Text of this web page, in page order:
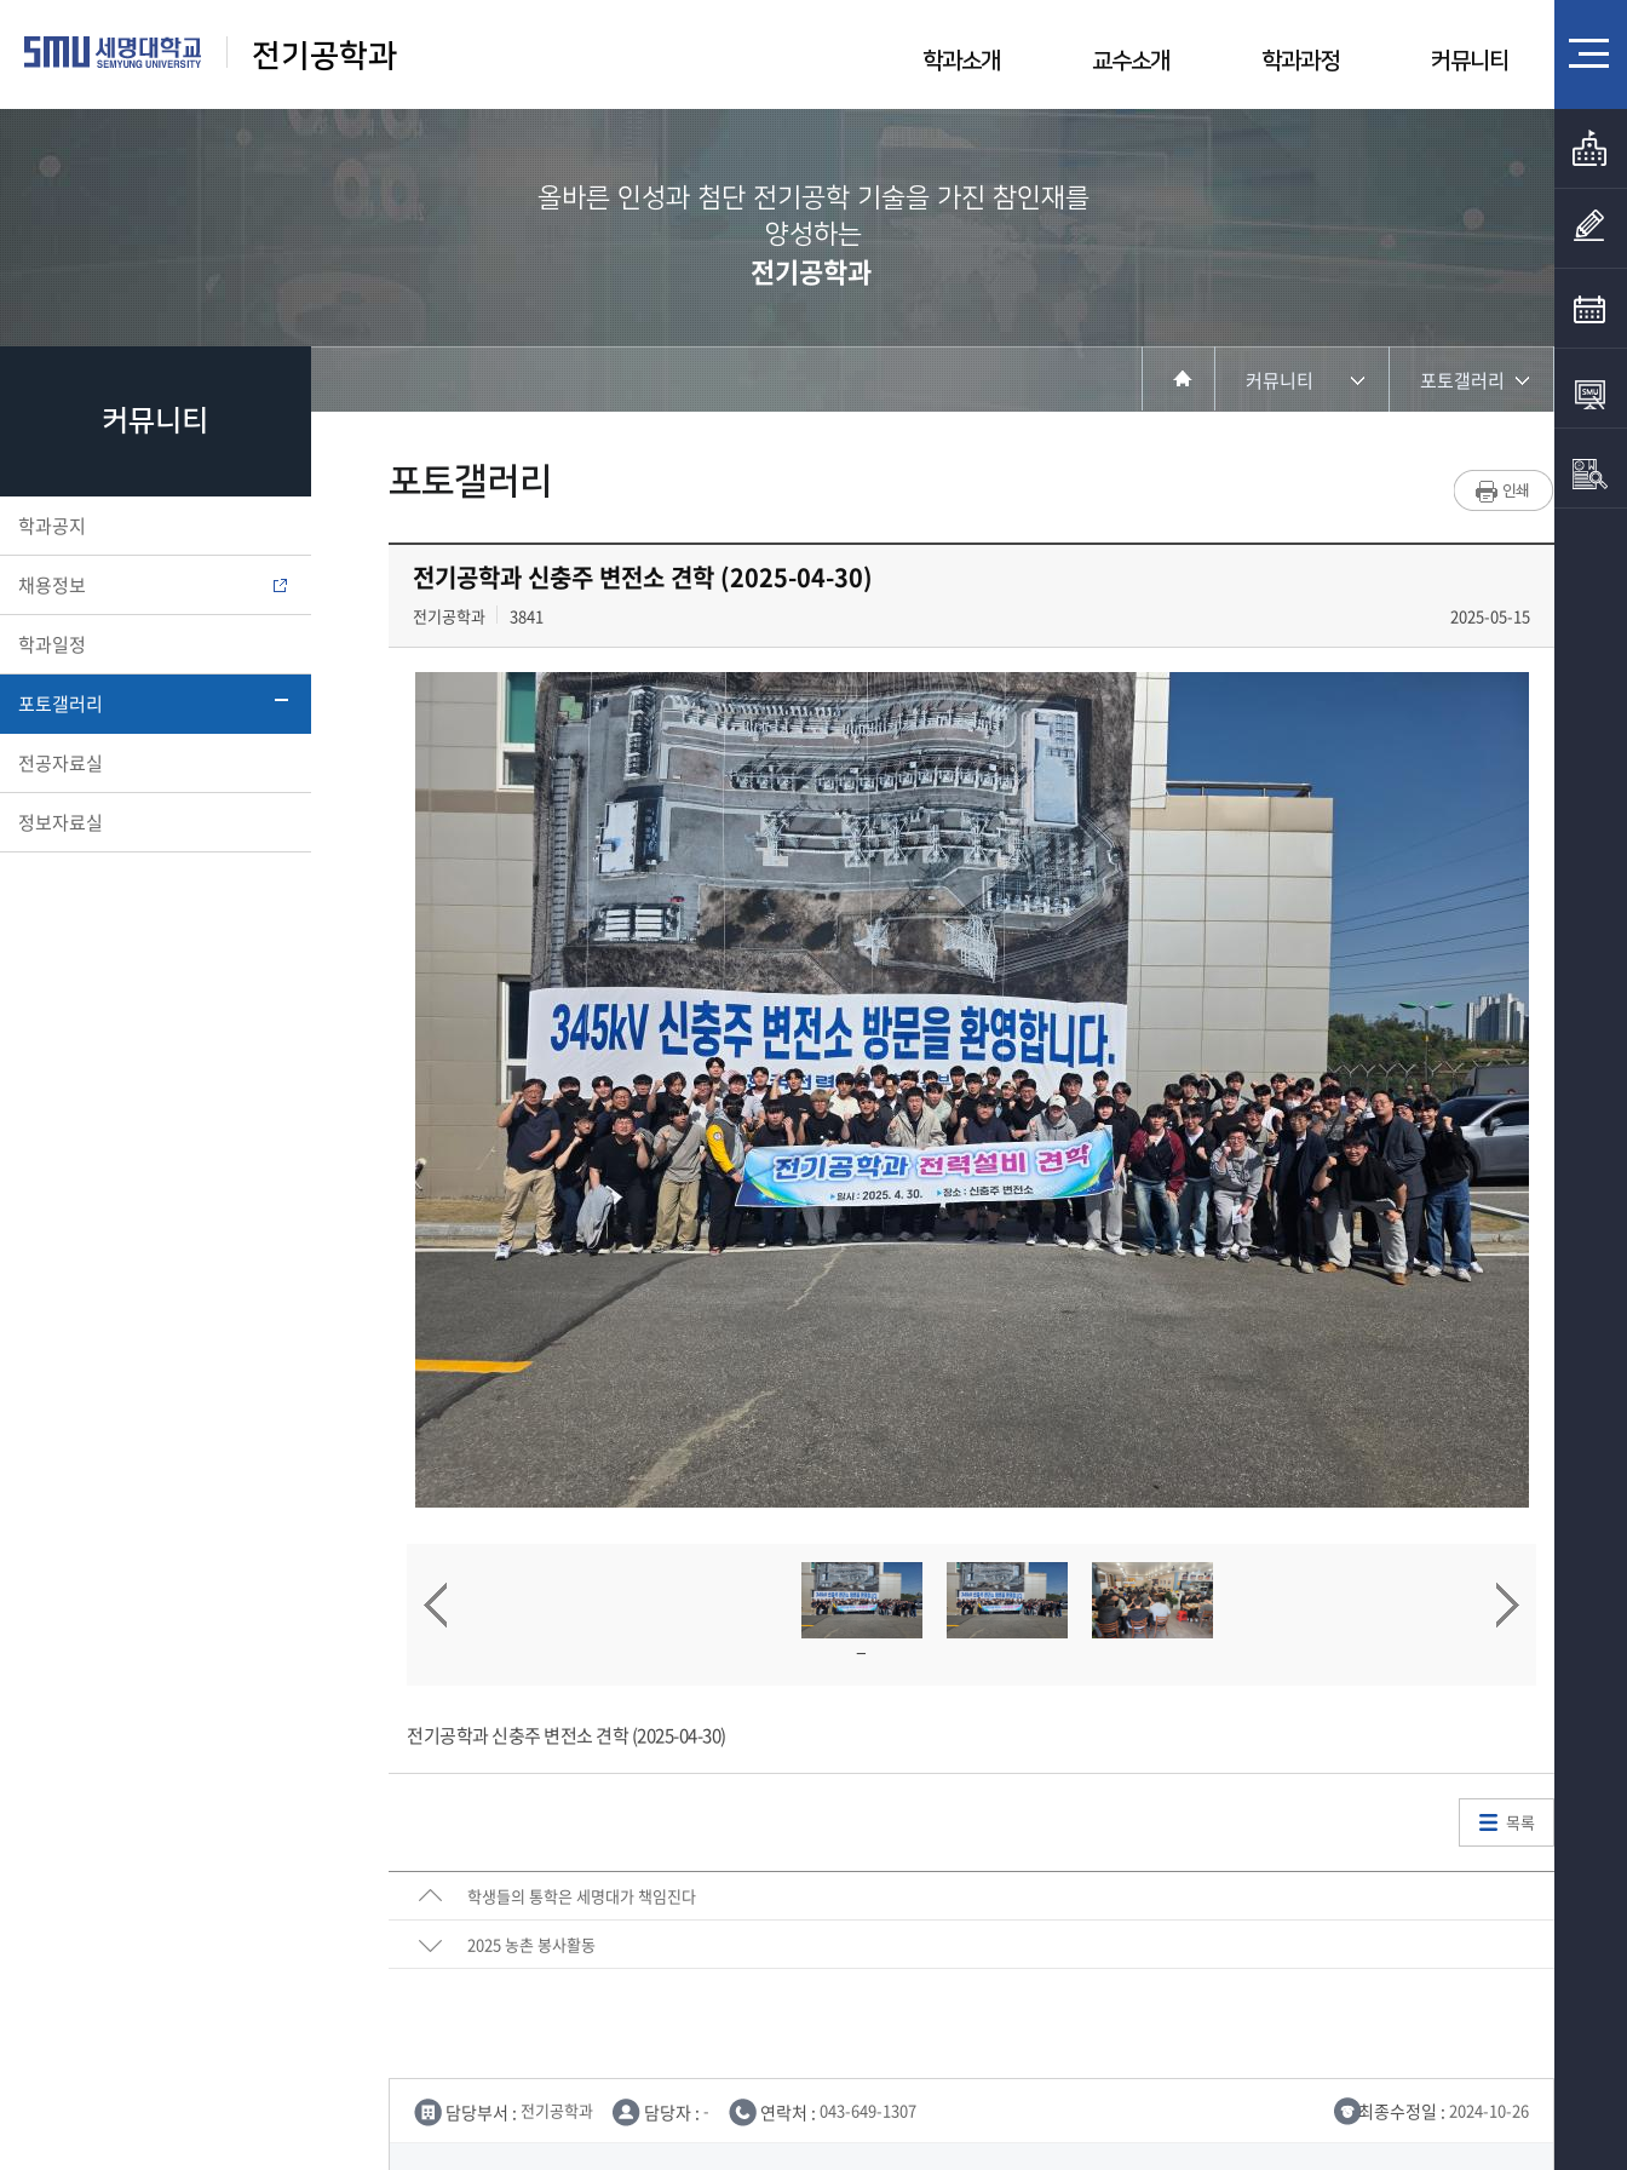
전기공학과 학과소개 교수소개 학과과정 커뮤니티
올바른 인성과 첨단 전기공학 기술을 가진 참인재를
양성하는
전기공학과
커뮤니티
학과공지
채용정보
학과일정
포토갤러리
전공자료실
정보자료실
커뮤니티
학과과정
포토갤러리
채용정보
학과일정
포토갤러리
포토갤러리
전기공학과 신충주 변전소 견학 (2025-04-30)
전기공학과 3841 2025-05-15
전기공학과 신충주 변전소 견학 (2025-04-30)
목록
학생들의 통학은 세명대가 책임진다
2025 농촌 봉사활동
담당부서 : 전기공학과 담당자 : - 연락처 : 043-649-1307 최종수정일 : 2024-10-26